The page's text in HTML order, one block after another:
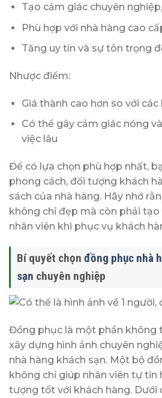
Tạo cảm giác chuyên
Phù hợp với nhà hàng cao
Tăng uy tín và sự tôn trọng
Nhược điểm:
Giá thành cao hơn so với
Có thể gây cảm giác nóng
việc lâu
Để có lựa chọn phù hợp nhất,
phong cách, đối tượng khách
sách của nhà hàng. Hãy nhớ
không chỉ đẹp mà còn phải
nhân viên khi phục vụ khách
Bí quyết chọn đồng phục nhà
sạn chuyên nghiệp
Đồng phục là một phần không
xây dựng hình ảnh chuyên
nhà hàng khách sạn. Một bộ
không chỉ giúp nhân viên tự tin
tượng tốt với khách hàng. Dưới